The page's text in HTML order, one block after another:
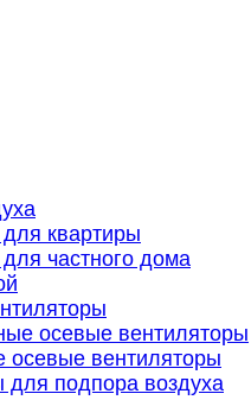
квартиры
частного дома
осевые вентиляторы
осевые вентиляторы
для подпора воздуха